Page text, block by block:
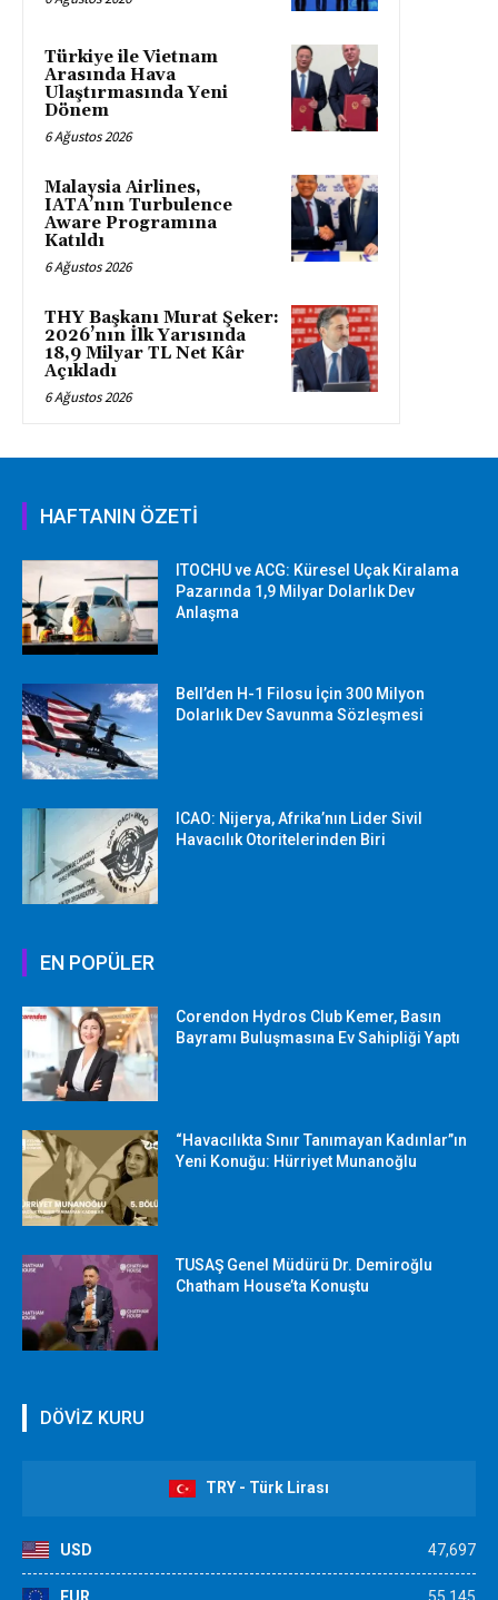
Türkiye ile Vietnam
Arasında Hava
Ulaştırmasında Yeni
Dönem
6 Ağustos 2026
Malaysia Airlines,
IATA’nın Turbulence
Aware Programına
Katıldı
6 Ağustos 2026
THY Başkanı Murat Şeker:
2026’nın İlk Yarısında
18,9 Milyar TL Net Kâr
Açıkladı
6 Ağustos 2026
HAFTANIN ÖZETİ
ITOCHU ve ACG: Küresel Uçak Kiralama
Pazarında 1,9 Milyar Dolarlık Dev
Anlaşma
Bell’den H-1 Filosu İçin 300 Milyon
Dolarlık Dev Savunma Sözleşmesi
ICAO: Nijerya, Afrika’nın Lider Sivil
Havacılık Otoritelerinden Biri
EN POPÜLER
Corendon Hydros Club Kemer, Basın
Bayramı Buluşmasına Ev Sahipliği Yaptı
“Havacılıkta Sınır Tanımayan Kadınlar”ın
Yeni Konuğu: Hürriyet Munanoğlu
TUSAŞ Genel Müdürü Dr. Demiroğlu
Chatham House’ta Konuştu
DÖVİZ KURU
TRY - Türk Lirası
USD 47,697
EUR 55,145